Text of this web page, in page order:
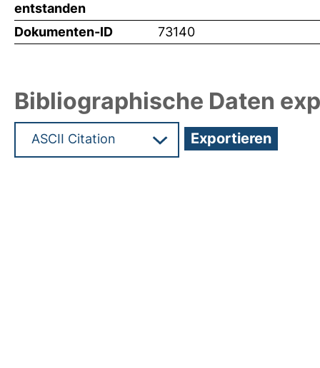
entstanden
Dokumenten-ID 73140
Bibliographische Daten